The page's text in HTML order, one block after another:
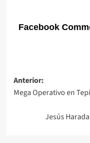
Facebook
Navegación
de
entradas
Anterior:
Mega Operativo en
Jesús